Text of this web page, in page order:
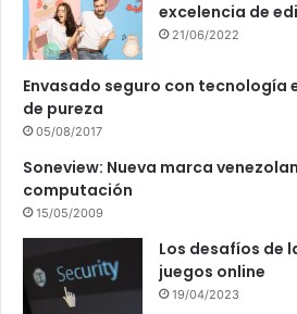
excelencia de
21/06/2022
Envasado seguro con
de pureza
05/08/2017
Soneview: Nueva marca
computación
15/05/2009
Los desafíos de
juegos online
19/04/2023